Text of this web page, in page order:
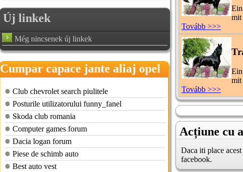
Új linkek
Még nincsenek új linkek
Cumpar capace jante aliaj opel
Club chevrolet search piulitele
Posturile utilizatorului funny_fanel
Skoda club romania
Computer games forum
Dacia logan forum
Piese de schimb auto
Best auto vest
mit
Tovább >>>
mit
Tovább >>>
Acțiune cu
Daca iti place
facebook.